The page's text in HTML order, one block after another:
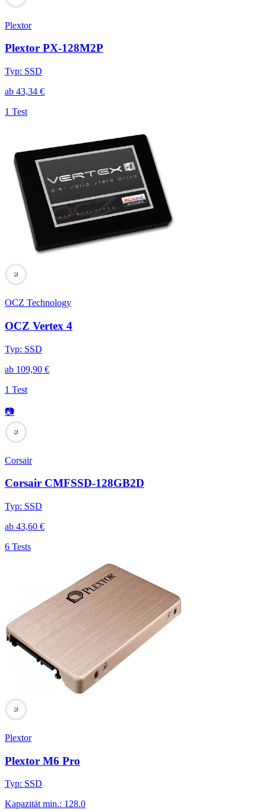
Plextor
Plextor PX-128M2P
Typ: SSD
ab 43,34 €
1 Test
75
OCZ Technology
OCZ Vertex 4
Typ: SSD
ab 109,90 €
1 Test
📷
75
Corsair
Corsair CMFSSD-128GB2D
Typ: SSD
ab 43,60 €
6 Tests
75
Plextor
Plextor M6 Pro
Typ: SSD
Kapazität min.: 128.0